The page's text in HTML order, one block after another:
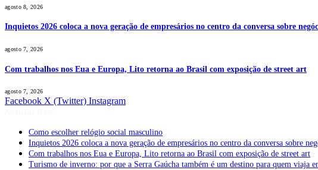
agosto 8, 2026
Inquietos 2026 coloca a nova geração de empresários no centro da conversa sobre
agosto 7, 2026
Com trabalhos nos Eua e Europa, Lito retorna ao Brasil com exposição de street art
agosto 7, 2026
Facebook X (Twitter) Instagram
Como escolher relógio social masculino
Inquietos 2026 coloca a nova geração de empresários no centro da conversa sobre
Com trabalhos nos Eua e Europa, Lito retorna ao Brasil com exposição de street art
Turismo de inverno: por que a Serra Gaúcha também é um destino para quem viaja